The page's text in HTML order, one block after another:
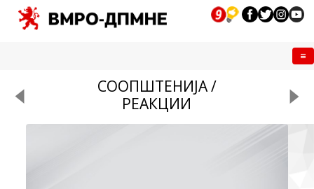
СООПШТЕНИЈА /
РЕАКЦИИ